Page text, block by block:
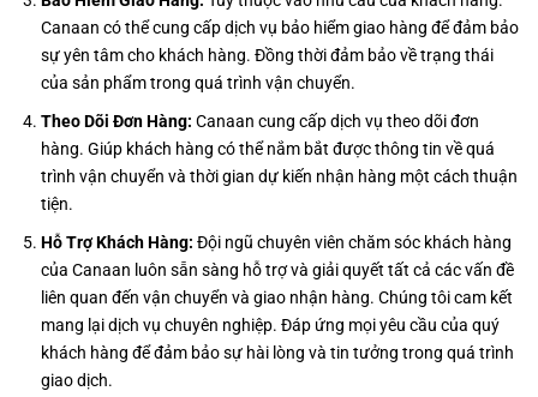
Canaan có thể cung cấp dịch vụ bảo hiểm giao hàng để đảm bảo
sự yên tâm cho khách hàng. Đồng thời đảm bảo về trạng thái
của sản phẩm trong quá trình vận chuyển.
Theo Dõi Đơn Hàng: Canaan cung cấp dịch vụ theo dõi đơn
hàng. Giúp khách hàng có thể nắm bắt được thông tin về quá
trình vận chuyển và thời gian dự kiến nhận hàng một cách thuận
tiện.
Hỗ Trợ Khách Hàng: Đội ngũ chuyên viên chăm sóc khách hàng
của Canaan luôn sẵn sàng hỗ trợ và giải quyết tất cả các vấn đề
liên quan đến vận chuyển và giao nhận hàng. Chúng tôi cam kết
mang lại dịch vụ chuyên nghiệp. Đáp ứng mọi yêu cầu của quý
khách hàng để đảm bảo sự hài lòng và tin tưởng trong quá trình
giao dịch.